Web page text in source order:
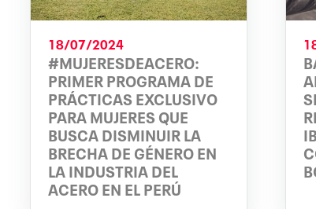
18/07/2024
#MUJERESDEACERO:
PRIMER PROGRAMA DE
PRÁCTICAS EXCLUSIVO
PARA MUJERES QUE
BUSCA DISMINUIR LA
BRECHA DE GÉNERO EN
LA INDUSTRIA DEL
ACERO EN EL PERÚ